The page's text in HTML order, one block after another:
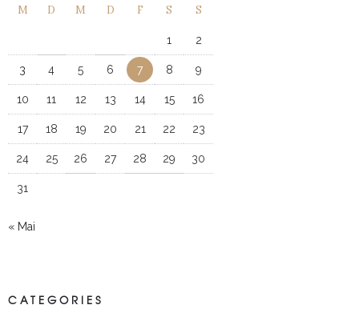
M D M D F S S
1 2
3 4 5 6 7 8 9
10 11 12 13 14 15 16
17 18 19 20 21 22 23
24 25 26 27 28 29 30
31
« Mai
CATEGORIES